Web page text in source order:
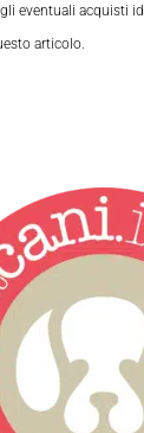
eventuali acquisti
articolo.